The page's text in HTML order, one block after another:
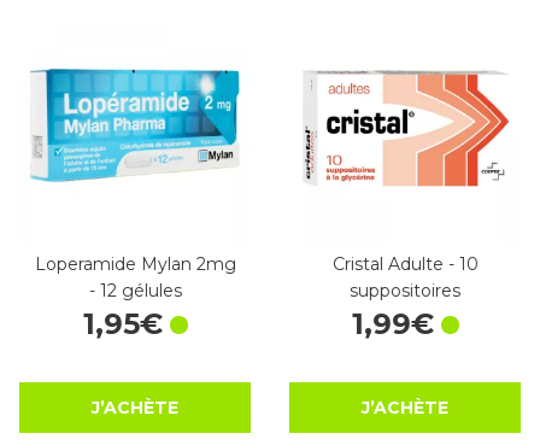
Loperamide Mylan 2mg
- 12 gélules
1,95€
J’ACHÈTE
Cristal Adulte - 10
suppositoires
1,99€
J’ACHÈTE